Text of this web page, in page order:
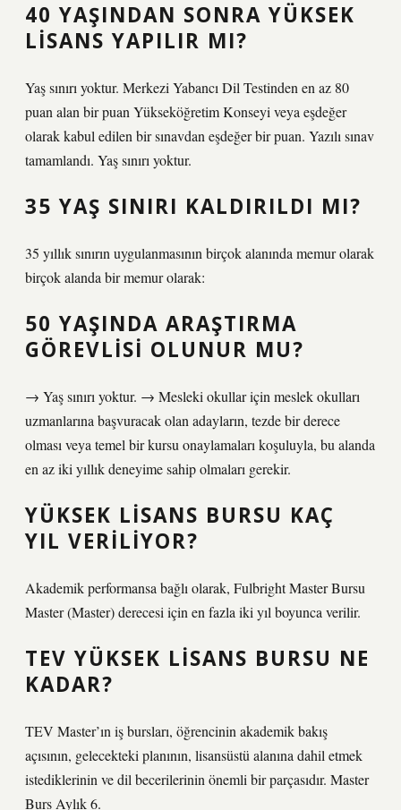
40 YAŞINDAN SONRA YÜKSEK
LISANS YAPILIR MI?
Yaş sınırı yoktur. Merkezi Yabancı Dil Testinden en az 80
puan alan bir puan Yükseköğretim Konseyi veya eşdeğer
olarak kabul edilen bir sınavdan eşdeğer bir puan. Yazılı sınav
tamamlandı. Yaş sınırı yoktur.
35 YAŞ SINIRI KALDIRILDI MI?
35 yıllık sınırın uygulanmasının birçok alanında memur olarak
birçok alanda bir memur olarak:
50 YAŞINDA ARAŞTIRMA
GÖREVLISI OLUNUR MU?
→ Yaş sınırı yoktur. → Mesleki okullar için meslek okulları
uzmanlarına başvuracak olan adayların, tezde bir derece
olması veya temel bir kursu onaylamaları koşuluyla, bu alanda
en az iki yıllık deneyime sahip olmaları gerekir.
YÜKSEK LISANS BURSU KAÇ
YIL VERILIYOR?
Akademik performansa bağlı olarak, Fulbright Master Bursu
Master (Master) derecesi için en fazla iki yıl boyunca verilir.
TEV YÜKSEK LISANS BURSU NE
KADAR?
TEV Master’ın iş bursları, öğrencinin akademik bakış
açısının, gelecekteki planının, lisansüstü alanına dahil etmek
istediklerinin ve dil becerilerinin önemli bir parçasıdır. Master
Burs Aylık 6.